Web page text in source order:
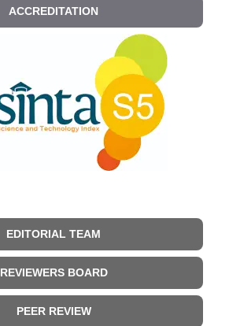
ACCREDITATION
EDITORIAL TEAM
REVIEWERS BOARD
PEER REVIEW